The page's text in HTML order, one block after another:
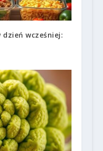
dzień wcześniej: